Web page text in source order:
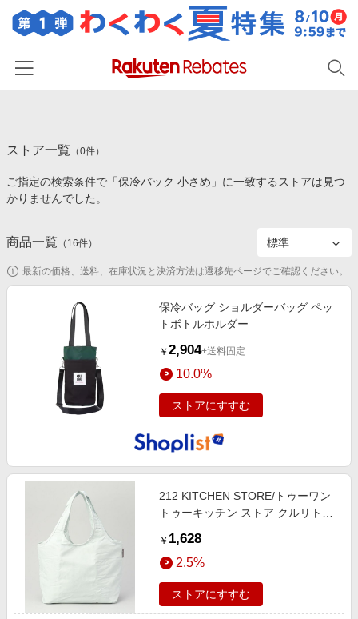
カテゴリー一覧
百貨店・総合ECモール
食品・スイーツ・お酒
コスメ・健康・医薬品
キッズ・ベビー用品
家電・PC・スマホ・カメラ
スポーツ・アウトドア・ゴルフ
旅行・レジャー・ホテル予約
生活・お役立ち
金融・マネー・保険
デジタルコンテンツ
ビジネス・その他サービス
イベント一覧
初回購入者限定特典
対象ストア新規限定特典
電子書籍特集
楽天ペイ導入ストア
楽天サービス特集
旅行特集
お中元特集2026
とことん買い物チャレンジ
Apple公式サイト×楽天カード分割払い
Qoo10メガポ
ストア一覧 （0件）
ご指定の検索条件で「保冷バック 小さめ」に一致するストアは見つ
かりませんでした。
商品一覧 （ 16件）
最新の価格、送料、在庫状況と決済方法は遷移先ページでご確認ください。
保冷バッグ ショルダーバッグ ペッ
トボトルホルダー
￥ 2,904+送料固定
10.0%
ストアにすすむ
212 KITCHEN STORE/トゥーワン
トゥーキッチン ストア クルリトク
グリーン ＜MOTTERU モッテル＞
その他 00(FREE)
￥ 1,628
2.5%
ストアにすすむ